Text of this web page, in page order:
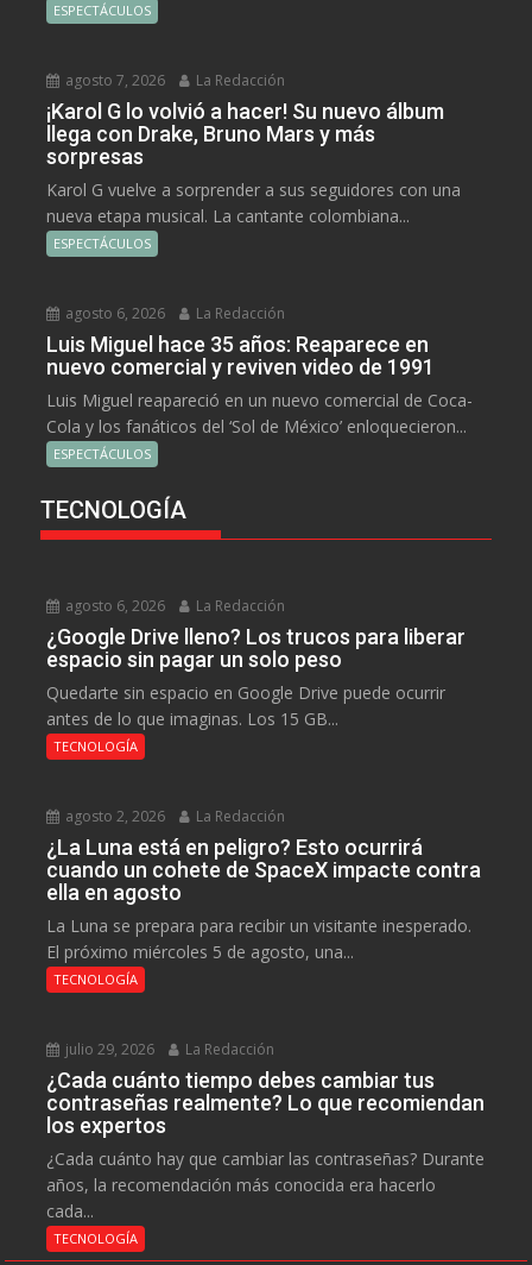
ESPECTÁCULOS
agosto 7, 2026 La Redacción
¡Karol G lo volvió a hacer! Su nuevo álbum
llega con Drake, Bruno Mars y más
sorpresas
Karol G vuelve a sorprender a sus seguidores con una
nueva etapa musical. La cantante colombiana...
ESPECTÁCULOS
agosto 6, 2026 La Redacción
Luis Miguel hace 35 años: Reaparece en
nuevo comercial y reviven video de 1991
Luis Miguel reapareció en un nuevo comercial de Coca-
Cola y los fanáticos del ‘Sol de México’ enloquecieron...
ESPECTÁCULOS
TECNOLOGÍA
agosto 6, 2026 La Redacción
¿Google Drive lleno? Los trucos para liberar
espacio sin pagar un solo peso
Quedarte sin espacio en Google Drive puede ocurrir
antes de lo que imaginas. Los 15 GB...
TECNOLOGÍA
agosto 2, 2026 La Redacción
¿La Luna está en peligro? Esto ocurrirá
cuando un cohete de SpaceX impacte contra
ella en agosto
La Luna se prepara para recibir un visitante inesperado.
El próximo miércoles 5 de agosto, una...
TECNOLOGÍA
julio 29, 2026 La Redacción
¿Cada cuánto tiempo debes cambiar tus
contraseñas realmente? Lo que recomiendan
los expertos
¿Cada cuánto hay que cambiar las contraseñas? Durante
años, la recomendación más conocida era hacerlo
cada...
TECNOLOGÍA